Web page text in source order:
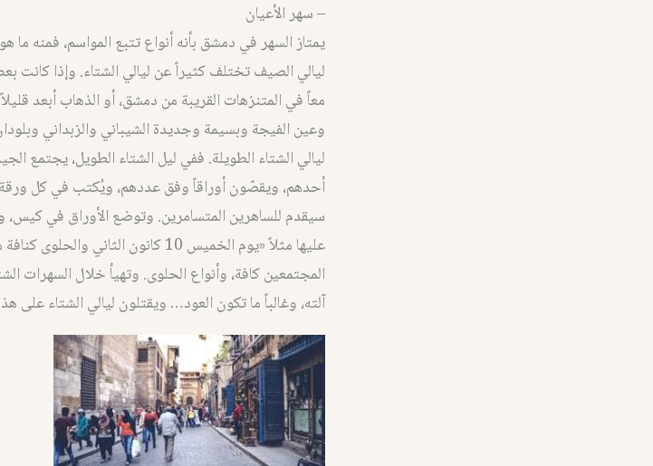
– سهر الأعيان
يمتاز السهر في دمشق بأنه أنواع تتبع المواسم، فمنه ما
ليالي الصيف تختلف كثيراً عن ليالي الشتاء. وإذا
معاً في المتنزهات القريبة من دمشق، أو الذهاب أبعد
وعين الفيجة وبسيمة وجديدة الشيباني والزبداني
ليالي الشتاء الطويلة. ففي ليل الشتاء الطويل، يجتمع
أحدهم، ويقصّون أوراقاً وفق عددهم، ويُكتب في كل ورقة
سيقدم للساهرين المتسامرين. وتوضع الأوراق في
عليها مثلاً «يوم الخميس 10 كانون
المجتمعين كافة، وأنواع الحلوى. وتهيأ خلال السهرات
آلته، وغالباً ما تكون العود… ويقتلون ليالي الشتاء على